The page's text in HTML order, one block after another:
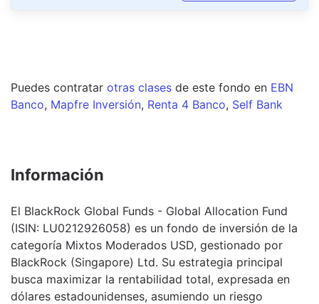
Puedes contratar otras clases de este fondo en EBN
Banco, Mapfre Inversión, Renta 4 Banco, Self Bank
Información
El BlackRock Global Funds - Global Allocation Fund
(ISIN: LU0212926058) es un fondo de inversión de la
categoría Mixtos Moderados USD, gestionado por
BlackRock (Singapore) Ltd. Su estrategia principal
busca maximizar la rentabilidad total, expresada en
dólares estadounidenses, asumiendo un riesgo